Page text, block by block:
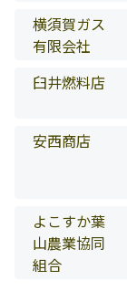
横須賀ガス
有限会社
臼井燃料店
安西商店
よこすか葉
山農業協同
組合